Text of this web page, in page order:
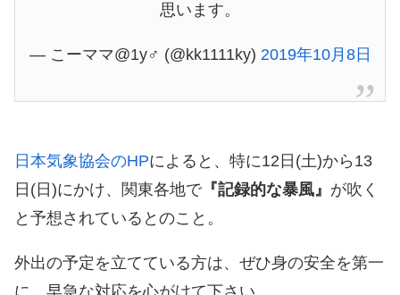
思います。
— こーママ@1y♂ (@kk1111ky) 2019年10月8日
日本気象協会のHPによると、特に12日(土)から13
日(日)にかけ、関東各地で『記録的な暴風』 が吹く
と予想されているとのこと。
外出の予定を立てている方は、ぜひ身の安全を第一